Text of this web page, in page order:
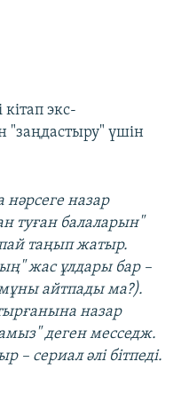
экс-
"заңдастыру" үшін
нәрсеге назар
туған балаларын"
таңып жатыр.
жас ұлдары бар –
мұны айтпады ма?).
назар
деген месседж.
– сериал әлі бітпеді.